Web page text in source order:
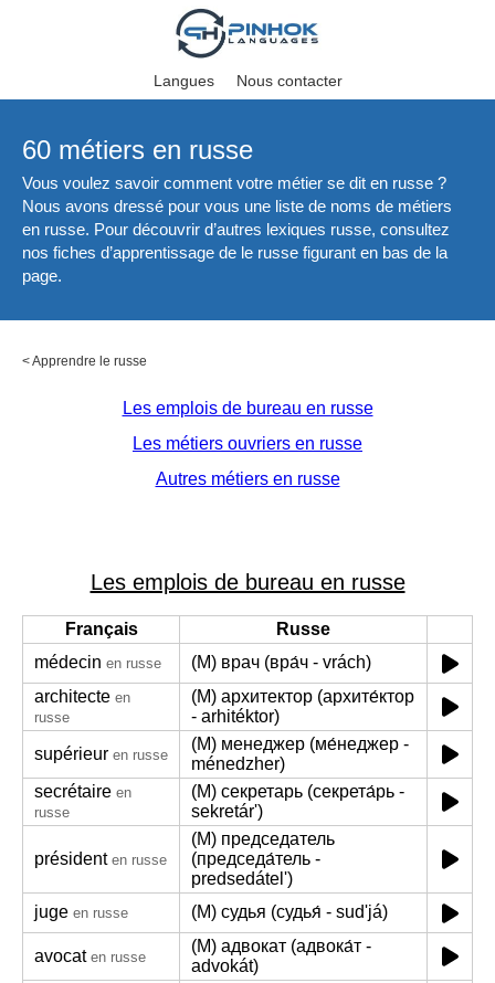
Langues Nous contacter
60 métiers en russe
Vous voulez savoir comment votre métier se dit en russe ?
Nous avons dressé pour vous une liste de noms de métiers
en russe. Pour découvrir d’autres lexiques russe, consultez
nos fiches d’apprentissage de le russe figurant en bas de la
page.
<Apprendre le russe
Les emplois de bureau en russe
Les métiers ouvriers en russe
Autres métiers en russe
Les emplois de bureau en russe
Français
Russe
médecin en russe
(M) врач (вра́ч - vrách)
architecte en
russe
(M) архитектор (архите́ктор
- arhitéktor)
supérieur en russe
(M) менеджер (ме́неджер -
ménedzher)
secrétaire en
russe
(M) секретарь (секрета́рь -
sekretár')
président en russe
(M) председатель
(председа́тель -
predsedátel')
juge en russe (M) судья (судья́ - sud'já)
avocat en russe
(M) адвокат (адвока́т -
advokát)